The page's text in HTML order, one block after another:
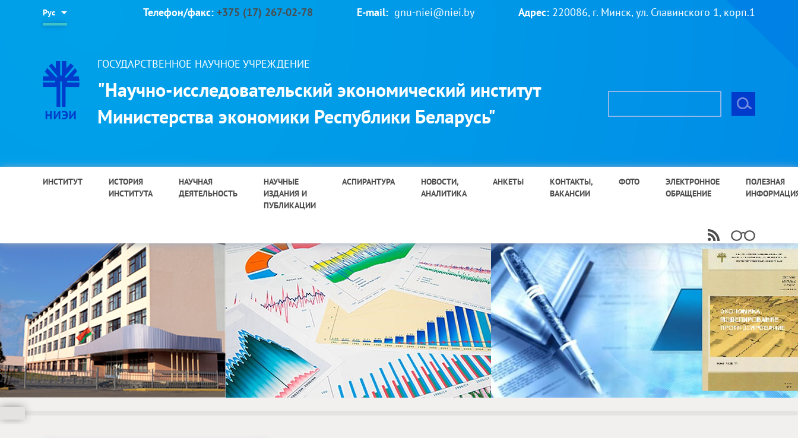
Рус Телефон/факс: +375 (17) 267-02-78 E-mail: gnu-niei@niei.by Адрес: 220086, г. Минск, ул. Славинского 1, корп.1
ГОСУДАРСТВЕННОЕ НАУЧНОЕ УЧРЕЖДЕНИЕ
"Научно-исследовательский экономический институт
Министерства экономики Республики Беларусь"
ИНСТИТУТ
ИСТОРИЯ
ИНСТИТУТА
НАУЧНАЯ
ДЕЯТЕЛЬНОСТЬ
НАУЧНЫЕ
ИЗДАНИЯ И
ПУБЛИКАЦИИ
АСПИРАНТУРА
НОВОСТИ,
АНАЛИТИКА
АНКЕТЫ
КОНТАКТЫ,
ВАКАНСИИ
ФОТО
ЭЛЕКТРОННОЕ
ОБРАЩЕНИЕ
ПОЛЕЗНАЯ